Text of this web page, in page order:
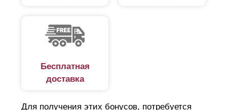
компании без привлечения третьих лиц.
ключ», куда входит: антикоррозийная обработка
стальных столбов, их покраска в нужный цвет,
Бесплатная
доставка
Для получения этих бонусов, потребуется